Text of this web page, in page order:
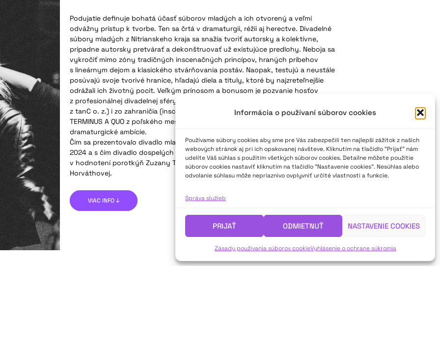
Informácia o používaní súborov cookies
Používame súbory cookies aby sme pre Vás zabezpečili ten najlepší zážitok z našich
webových stránok aj pri ich opakovanej návšteve. Kliknutím na tlačidlo “Prijať” nám
udelíte Váš súhlas s použitím všetkých súborov cookies. Detailne môžete použitie
súborov cookies nastaviť kliknutím na tlačidlo "Nastavenie cookies". Nesúhlas alebo
odvolanie súhlasu môže nepriaznivo ovplyvniť určité vlastnosti a funkcie.
Správa služieb
PRIJAŤ ODMIETNUŤ NASTAVENIE COOKIES
Zásady používania súborov cookieVyhlásenie o ochrane súkromia
Podujatie definuje bohatá účasť súborov mladých a ich otvorený a veľmi
odvážny prístup k tvorbe. Ten sa črtá v dramaturgii, réžii aj herectve. Divadelné
súbory mladých z Nitrianskeho kraja sa snažia tvoriť autorsky a kolektívne,
prípadne autorsky pretvárať a dekonštruovať už existujúce predlohy. Neboja sa
vykročiť mimo zóny tradičných inscenačných princípov, hraných príbehov
s lineárnym dejom a klasického stvárňovania postáv. Naopak, testujú a neustále
posúvajú svoje tvorivé hranice, hľadajú diela a tituly, ktoré by najzreteľnejšie
odrážali ich životný pocit. Veľkým prínosom a bonusom je pozvanie hosťov
z profesionálnej divadelnej sféry (tanečná inscenácia Zóna citu od tvorcov
z tanC o. z.) i zo zahraničia (inscenácia Macario od divadelného súboru
TERMINUS A QUO z poľského mesta Nowa Sól), čím organizátori deklarujú vyššie
dramaturgické ambície.
Čím sa prezentovalo divadlo mladých v rámci Festivalu divadla mladých FEDIM
2024 a s čím divadlo dospelých v rámci Belopotockého Mikuláša 2024? Nájdete
v hodnotení porotkýň Zuzany Timčíkovej, Alexandry Rychtarčíkovej a Dominiky
Horváthovej.
VIAC INFO ↓